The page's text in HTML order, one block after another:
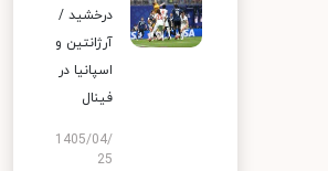
درخشید /
آرژانتین و
اسپانیا در
فینال
1405/04/
25